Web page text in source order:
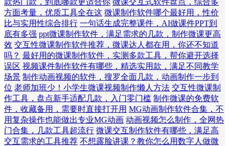
方面考量，优质工具全在这 微课制作软件哪个最好用，性价
比与实用性综合排行 一句话生成完整课件，AI做课件PPT到
底有多强 ppt微课制作软件，满足需求的几款，制作微课更高
效 交互性微课制作软件推荐，微课达人都在用，你还不知道
吗？ 最好用的微课制作软件，实测多款工具，帮你避开选择
误区 视频课件制作软件有哪些，精选实用款，满足不同教学
场景 制作动画视频的软件，搜罗全面几款，动画制作一步到
位 老师加班少！小学生微课视频制作懒人方法 交互性微课制
作工具，盘点新手适配几款，入门零门槛 制作微课的免费软
件，收藏备用，需要时直接打开用 MG动画制作软件合集，不
用复杂操作也能做出专业MG动画 动画视频怎么制作，全网热
门合集，几款工具超流行 微课交互制作软件有哪些，满足高
交互需求的工具推荐 不想露脸讲课？教你怎么用数字人做微